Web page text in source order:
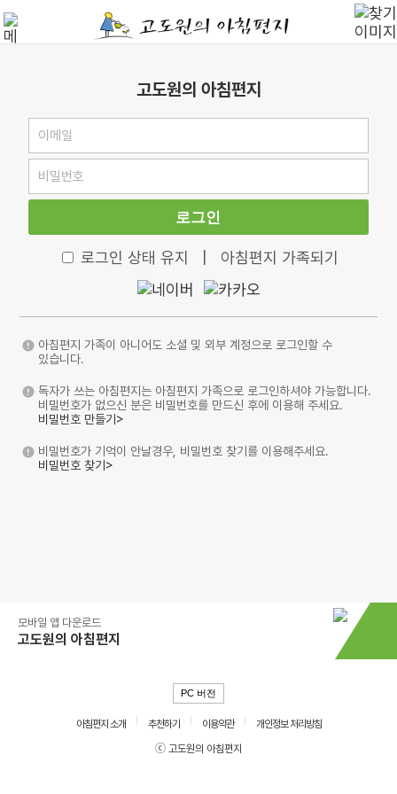
고도원의 아침편지
로그인
로그인 상태 유지 아침편지 가족되기
아침편지 가족이 아니어도 소셜 및 외부 계정으로 로그인할 수
있습니다.
독자가 쓰는 아침편지는 아침편지 가족으로 로그인하셔야 가능합니다.
비밀번호가 없으신 분은 비밀번호를 만드신 후에 이용해 주세요.
비밀번호 만들기>
비밀번호가 기억이 안날경우, 비밀번호 찾기를 이용해주세요.
비밀번호 찾기>
모바일 앱 다운로드
고도원의 아침편지
PC 버전
아침편지 소개 추천하기 이용약관
개인정보 처리방침
ⓒ 고도원의 아침편지